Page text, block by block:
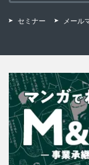
セミナー メール